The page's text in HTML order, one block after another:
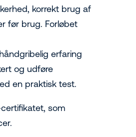
korrekt brug af
før brug. Forløbet
erfaring
og udføre
en praktisk test.
som